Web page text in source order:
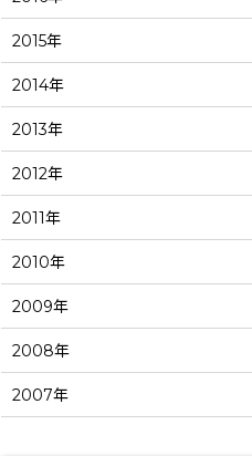
2015年
2014年
2013年
2012年
2011年
2010年
2009年
2008年
2007年